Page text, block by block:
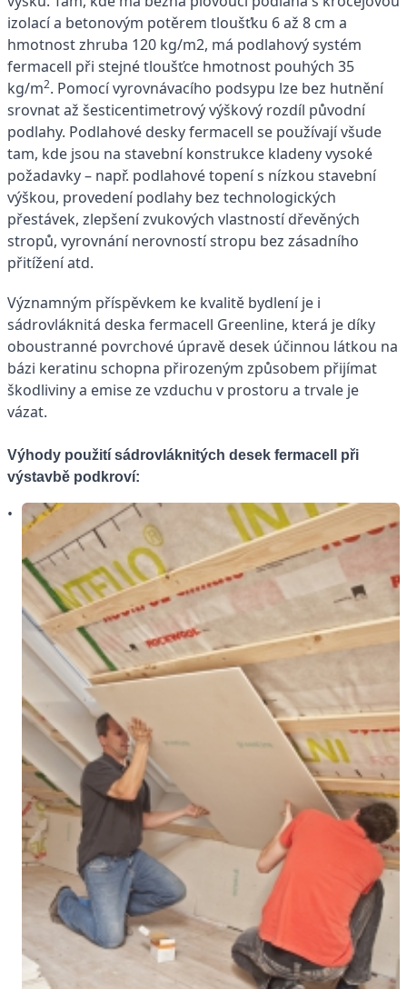
izolací a betonovým potěrem tloušťku 6 až 8 cm a
hmotnost zhruba 120 kg/m2, má podlahový systém
fermacell při stejné tloušťce hmotnost pouhých 35
kg/m2. Pomocí vyrovnávacího podsypu lze bez hutnění
srovnat až šesticentimetrový výškový rozdíl původní
podlahy. Podlahové desky fermacell se používají všude
tam, kde jsou na stavební konstrukce kladeny vysoké
požadavky – např. podlahové topení s nízkou stavební
výškou, provedení podlahy bez technologických
přestávek, zlepšení zvukových vlastností dřevěných
stropů, vyrovnání nerovností stropu bez zásadního
přitížení atd.
Významným příspěvkem ke kvalitě bydlení je i
sádrovláknitá deska fermacell Greenline, která je díky
oboustranné povrchové úpravě desek účinnou látkou na
bázi keratinu schopna přirozeným způsobem přijímat
škodliviny a emise ze vzduchu v prostoru a trvale je
vázat.
Výhody použití sádrovláknitých desek fermacell při
výstavbě podkroví:
•